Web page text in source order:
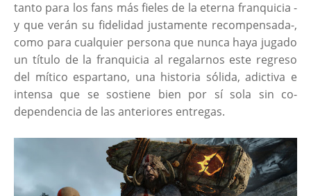
tanto para los fans más fieles de la eterna franquicia -
y que verán su fidelidad justamente recompensada-,
como para cualquier persona que nunca haya jugado
un título de la franquicia al regalarnos este regreso
del mítico espartano, una historia sólida, adictiva e
intensa que se sostiene bien por sí sola sin co-
dependencia de las anteriores entregas.